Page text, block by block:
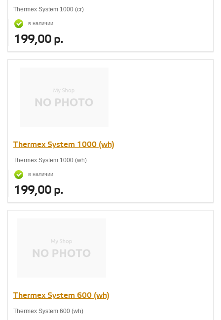
Thermex System 1000 (cr)
в наличии
199,00 р.
Thermex System 1000 (wh)
Thermex System 1000 (wh)
в наличии
199,00 р.
Thermex System 600 (wh)
Thermex System 600 (wh)